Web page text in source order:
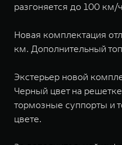
разгоняется до 100 км/
Новая комплектация
км. Дополнительный
Экстерьер новой
Черный цвет на
тормозные суппорты и
цвете.